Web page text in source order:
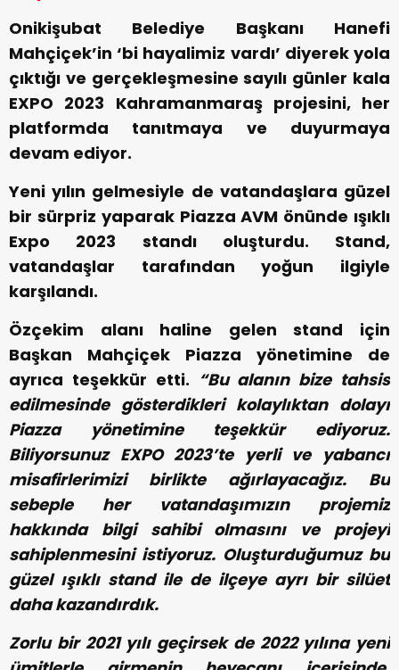
Onikişubat Belediye Başkanı Hanefi
Mahçiçek’in ‘bi hayalimiz vardı’ diyerek yola
çıktığı ve gerçekleşmesine sayılı günler kala
EXPO 2023 Kahramanmaraş projesini, her
platformda tanıtmaya ve duyurmaya
devam ediyor.
Yeni yılın gelmesiyle de vatandaşlara güzel
bir sürpriz yaparak Piazza AVM önünde ışıklı
Expo 2023 standı oluşturdu. Stand,
vatandaşlar tarafından yoğun ilgiyle
karşılandı.
Özçekim alanı haline gelen stand için
Başkan Mahçiçek Piazza yönetimine de
ayrıca teşekkür etti. “Bu alanın bize tahsis
edilmesinde gösterdikleri kolaylıktan dolayı
Piazza yönetimine teşekkür ediyoruz.
Biliyorsunuz EXPO 2023’te yerli ve yabancı
misafirlerimizi birlikte ağırlayacağız. Bu
sebeple her vatandaşımızın projemiz
hakkında bilgi sahibi olmasını ve projeyi
sahiplenmesini istiyoruz. Oluşturduğumuz bu
güzel ışıklı stand ile de ilçeye ayrı bir silüet
daha kazandırdık.
Zorlu bir 2021 yılı geçirsek de 2022 yılına yeni